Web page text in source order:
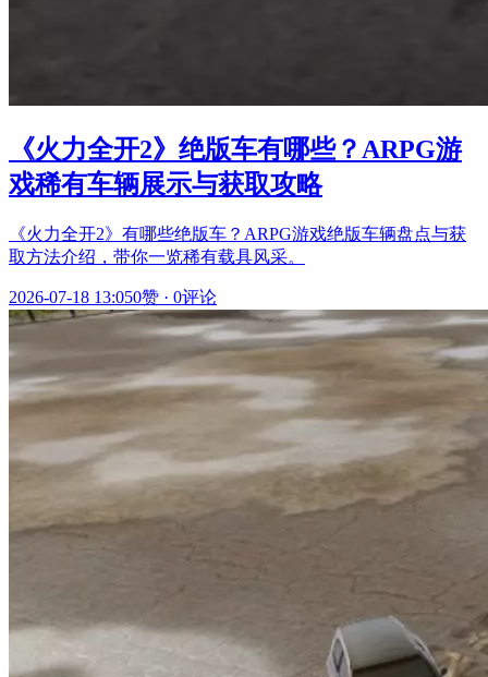
《火力全开2》绝版车有哪些？ARPG游
戏稀有车辆展示与获取攻略
《火力全开2》有哪些绝版车？ARPG游戏绝版车辆盘点与获
取方法介绍，带你一览稀有载具风采。
2026-07-18 13:050赞 · 0评论